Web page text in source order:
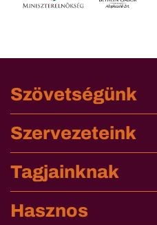
Szövetségünk
Szervezeteink
Tagjainknak
Hasznos